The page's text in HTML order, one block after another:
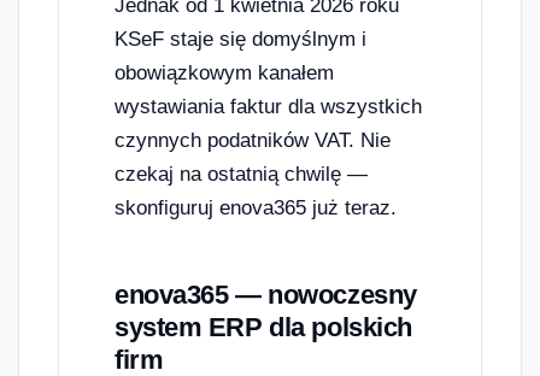
Jednak od 1 kwietnia 2026 roku
KSeF staje się domyślnym i
obowiązkowym kanałem
wystawiania faktur dla wszystkich
czynnych podatników VAT. Nie
czekaj na ostatnią chwilę —
skonfiguruj enova365 już teraz.
enova365 — nowoczesny
system ERP dla polskich
firm